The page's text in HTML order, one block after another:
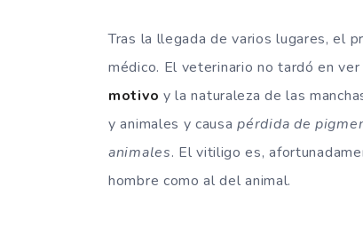
Tras la llegada de varios lugares, el
médico. El veterinario no tardó en
motivo y la naturaleza de las
y animales y causapérdida de
animales. El vitiligo es,
hombre como al del animal.